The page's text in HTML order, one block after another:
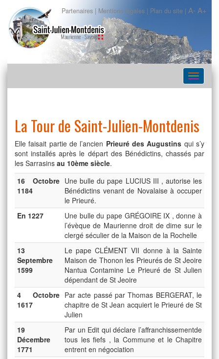
Partenaires | Mentions légales | Plan du site | A- A+
La Tour de Saint-Julien-Montdenis
Elle faisait partie de l’ancien Prieuré des Augustins qui s’y
sont installés après le départ des Bénédictins, chassés par
les Sarrasins au 10ème siècle.
16 Octobre
1184
Une bulle du pape LUCIUS III , autorise les
Bénédictins venant de Novalaise à occuper
le Prieuré.
En 1227
Une bulle du pape GRÉGOIRE IX , donne à
l’évèque de Maurienne droit de dime sur le
clergé séculier de la Maison de la Rochelle
13
Septembre
1599
Le pape CLÉMENT VII donne à la Sainte
Maison de Thonon les Prieurés de St Jeoire
Nantua Contamine Le Prieuré de St Julien
dépendant de St Jeoire
4 Octobre
1617
Par acte passé par Thomas BERGERAT, le
chapitre de St Jean acquiert le Prieuré de St
Julien
19
Décembre
1771
Par un Edit qui déclare l’affranchissementde
tous les fiefs , la Commune et le Chapitre
entrent en négociation